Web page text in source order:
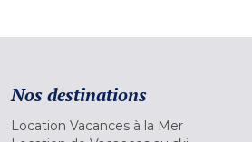
Nos destinations
Location Vacances à la Mer